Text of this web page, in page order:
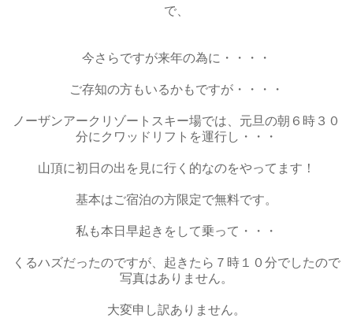
で、
今さらですが来年の為に・・・・
ご存知の方もいるかもですが・・・・
ノーザンアークリゾートスキー場では、元旦の朝６時３０
分にクワッドリフトを運行し・・・
山頂に初日の出を見に行く的なのをやってます！
基本はご宿泊の方限定で無料です。
私も本日早起きをして乗って・・・
くるハズだったのですが、起きたら７時１０分でしたので
写真はありません。
大変申し訳ありません。